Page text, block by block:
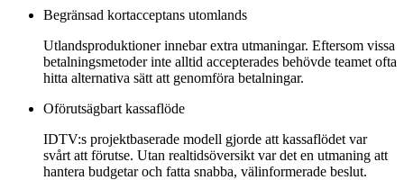
Begränsad kortacceptans utomlands
Utlandsproduktioner innebar extra utmaningar. Eftersom vissa
betalningsmetoder inte alltid accepterades behövde teamet ofta
hitta alternativa sätt att genomföra betalningar.
Oförutsägbart kassaflöde
IDTV:s projektbaserade modell gjorde att kassaflödet var
svårt att förutse. Utan realtidsöversikt var det en utmaning att
hantera budgetar och fatta snabba, välinformerade beslut.